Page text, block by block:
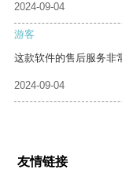
2024-09-04
游客
这款软件的售后服务非
2024-09-04
友情链接